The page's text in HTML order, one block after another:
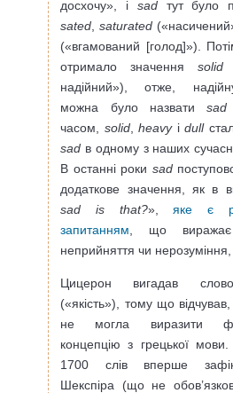
досхочу», і sadтут було
sated saturated
(«вгамований [голод]»).
отримало значенняsolid
надійний»), отже,
можна було назватиsad
часом, solid,heavyіdull
sad в одному з наших
В останні роки sad
додаткове значення, як в
sad is that?»,яке є
запитанням , що виражає
неприйняття чи
Цицерон вигадав
(«якість»), тому що
не могла виразити
концепцію з грецької
1700 слів вперше
Шекспіра (що не